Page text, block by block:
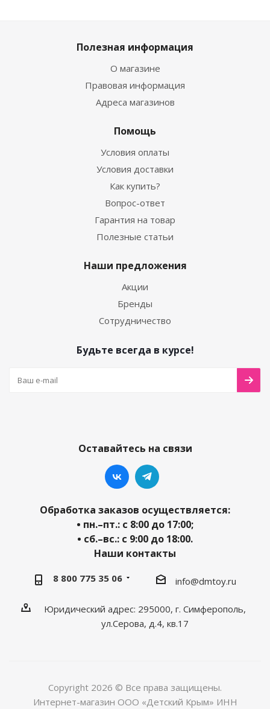
Полезная информация
О магазине
Правовая информация
Адреса магазинов
Помощь
Условия оплаты
Условия доставки
Как купить?
Вопрос-ответ
Гарантия на товар
Полезные статьи
Наши предложения
Акции
Бренды
Сотрудничество
Будьте всегда в курсе!
Оставайтесь на связи
Обработка заказов осуществляется:
• пн.–пт.: с 8:00 до 17:00;
• сб.–вс.: с 9:00 до 18:00.
Наши контакты
8 800 775 35 06 info@dmtoy.ru
Юридический адрес: 295000, г. Симферополь,
ул.Серова, д.4, кв.17
Copyright 2026 © Все права защищены.
Интернет-магазин ООО «Детский Крым» ИНН